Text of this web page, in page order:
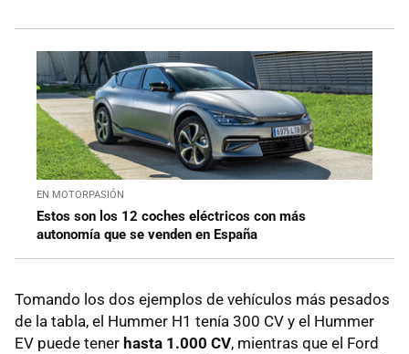
EN MOTORPASIÓN
Estos son los 12 coches eléctricos con más
autonomía que se venden en España
Tomando los dos ejemplos de vehículos más pesados
de la tabla, el Hummer H1 tenía 300 CV y el Hummer
EV puede tener hasta 1.000 CV, mientras que el Ford